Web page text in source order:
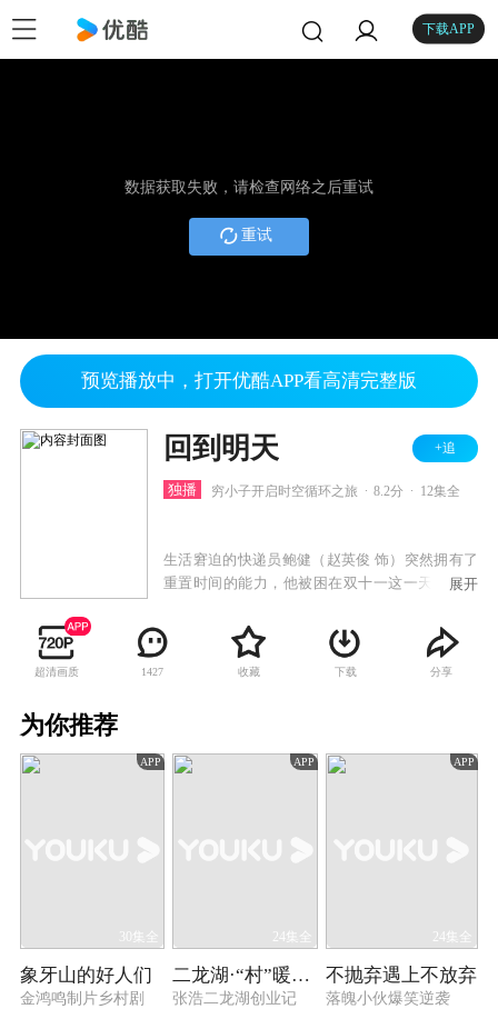
下载APP
数据获取失败，请检查网络之后重试
重试
预览播放中，打开优酷APP看高清完整版
回到明天 +追
独播 穷小子开启时空循环之旅 8.2分 12集全
生活窘迫的快递员鲍健（赵英俊 饰）突然拥有了
重置时间的能力，他被困在双十一这一天，反复
循环的过程中，鲍健大闹疯人院，一掷千金买豪
车，甚至与小说作家陈晓溪（史策 饰）相爱相杀
暗生情愫，意外开启了一段爆笑连连的逆袭之
展开
超清画质 1427 收藏 下载 分享
为你推荐
APP
30集全
象牙山的好人们
金鸿鸣制片乡村剧
APP
24集全
二龙湖·“村”暖花开
张浩二龙湖创业记
APP
24集全
不抛弃遇上不放弃
落魄小伙爆笑逆袭